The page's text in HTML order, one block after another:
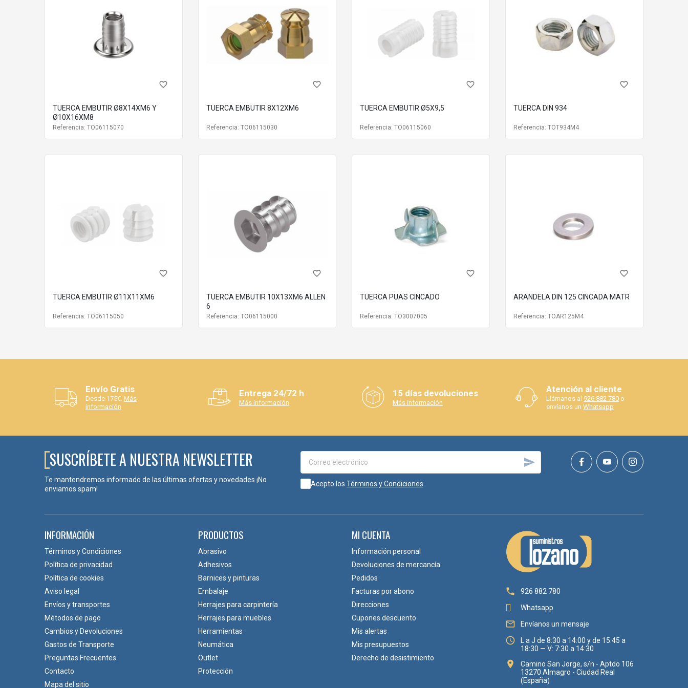
favorite_border
TUERCA EMBUTIR Ø8X14XM6 Y
Ø10X16XM8
Referencia: TO06115070
favorite_border
TUERCA EMBUTIR 8X12XM6
Referencia: TO06115030
favorite_border
TUERCA EMBUTIR Ø5X9,5
Referencia: TO06115060
favorite_border
TUERCA DIN 934
Referencia: TOT934M4
favorite_border
TUERCA EMBUTIR Ø11X11XM6
Referencia: TO06115050
favorite_border
TUERCA EMBUTIR 10X13XM6 ALLEN
6
Referencia: TO06115000
favorite_border
TUERCA PUAS CINCADO
Referencia: TO3007005
favorite_border
ARANDELA DIN 125 CINCADA MATR
Referencia: TOAR125M4
Envío Gratis
Desde 175€. Más
información
Entrega 24/72 h
Más información
15 días devoluciones
Más información
Atención al cliente
Llámanos al 926 882 780 o
envíanos un Whatsapp
SUSCRÍBETE A NUESTRA NEWSLETTER
Te mantendremos informado de las últimas ofertas y novedades ¡No
enviamos spam!

Acepto los Términos y Condiciones
INFORMACIÓN
Términos y Condiciones
Política de privacidad
Política de cookies
Aviso legal
Envíos y transportes
Métodos de pago
Cambios y Devoluciones
Gastos de Transporte
Preguntas Frecuentes
Contacto
Mapa del sitio
PRODUCTOS
Abrasivo
Adhesivos
Barnices y pinturas
Embalaje
Herrajes para carpintería
Herrajes para muebles
Herramientas
Neumática
Outlet
Protección
MI CUENTA
Información personal
Devoluciones de mercancía
Pedidos
Facturas por abono
Direcciones
Cupones descuento
Mis alertas
Mis presupuestos
Derecho de desistimiento

926 882 780
Whatsapp
 Envíanos un mensaje

L a J de 8:30 a 14:00 y de 15:45 a
18:30 — V: 7:30 a 14:30

Camino San Jorge, s/n - Aptdo 106
13270 Almagro - Ciudad Real
(España)